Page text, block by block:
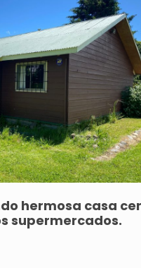
hermosa casa
supermercados.